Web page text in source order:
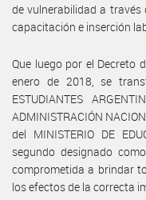
de vulnerabilidad a
capacitación e inserción
Que luego por el Decreto
enero de 2018, se
ESTUDIANTES
ADMINISTRACIÓN
del MINISTERIO DE
segundo designado
comprometida a brindar
los efectos de la correcta